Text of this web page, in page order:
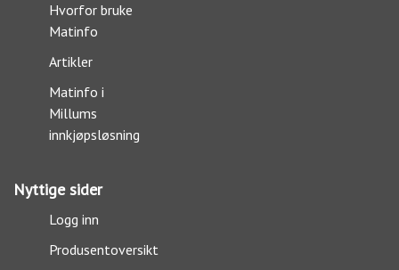
Hvorfor bruke
Matinfo
Artikler
Matinfo i
Millums
innkjøpsløsning
Nyttige sider
Logg inn
Produsentoversikt